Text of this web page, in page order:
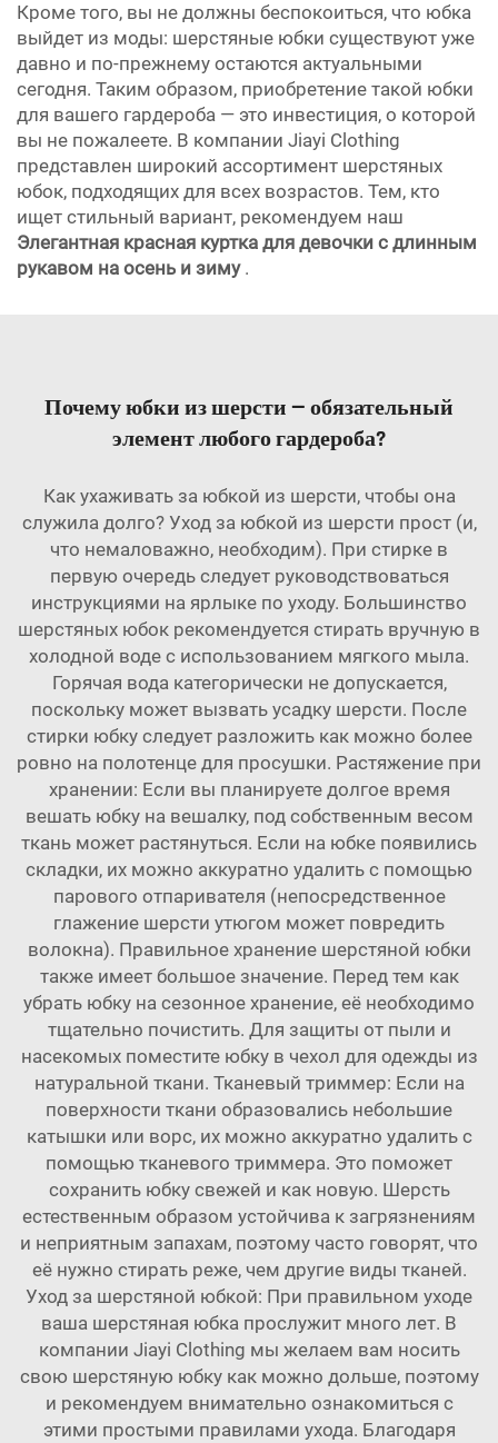
Кроме того, вы не должны беспокоиться, что юбка
выйдет из моды: шерстяные юбки существуют уже
давно и по-прежнему остаются актуальными
сегодня. Таким образом, приобретение такой юбки
для вашего гардероба — это инвестиция, о которой
вы не пожалеете. В компании Jiayi Clothing
представлен широкий ассортимент шерстяных
юбок, подходящих для всех возрастов. Тем, кто
ищет стильный вариант, рекомендуем наш
Элегантная красная куртка для девочки с длинным
рукавом на осень и зиму .
Почему юбки из шерсти — обязательный
элемент любого гардероба?
Как ухаживать за юбкой из шерсти, чтобы она
служила долго? Уход за юбкой из шерсти прост (и,
что немаловажно, необходим). При стирке в
первую очередь следует руководствоваться
инструкциями на ярлыке по уходу. Большинство
шерстяных юбок рекомендуется стирать вручную в
холодной воде с использованием мягкого мыла.
Горячая вода категорически не допускается,
поскольку может вызвать усадку шерсти. После
стирки юбку следует разложить как можно более
ровно на полотенце для просушки. Растяжение при
хранении: Если вы планируете долгое время
вешать юбку на вешалку, под собственным весом
ткань может растянуться. Если на юбке появились
складки, их можно аккуратно удалить с помощью
парового отпаривателя (непосредственное
глажение шерсти утюгом может повредить
волокна). Правильное хранение шерстяной юбки
также имеет большое значение. Перед тем как
убрать юбку на сезонное хранение, её необходимо
тщательно почистить. Для защиты от пыли и
насекомых поместите юбку в чехол для одежды из
натуральной ткани. Тканевый триммер: Если на
поверхности ткани образовались небольшие
катышки или ворс, их можно аккуратно удалить с
помощью тканевого триммера. Это поможет
сохранить юбку свежей и как новую. Шерсть
естественным образом устойчива к загрязнениям
и неприятным запахам, поэтому часто говорят, что
её нужно стирать реже, чем другие виды тканей.
Уход за шерстяной юбкой: При правильном уходе
ваша шерстяная юбка прослужит много лет. В
компании Jiayi Clothing мы желаем вам носить
свою шерстяную юбку как можно дольше, поэтому
и рекомендуем внимательно ознакомиться с
этими простыми правилами ухода. Благодаря